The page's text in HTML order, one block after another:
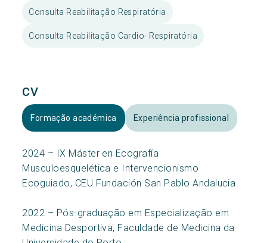
Consulta Reabilitação Respiratória
Consulta Reabilitação Cardio- Respiratória
CV
Formação académica Experiência profissional
2024 – IX Máster en Ecografía
Musculoesquelética e Intervencionismo
Ecoguiado, CEU Fundación San Pablo Andalucia
2022 – Pós-graduação em Especialização em
Medicina Desportiva, Faculdade de Medicina da